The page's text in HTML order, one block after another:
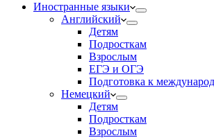
Иностранные языки
Английский
Детям
Подросткам
Взрослым
ЕГЭ и ОГЭ
Подготовка к
Немецкий
Детям
Подросткам
Взрослым